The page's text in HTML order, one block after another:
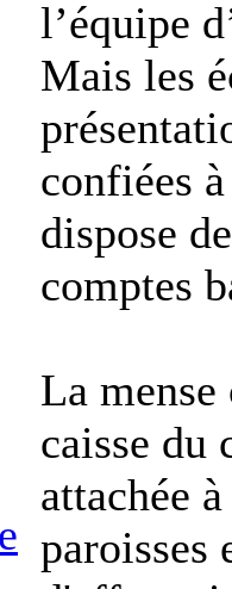
l’équipe
Mais les
confiées
dispose
comptes
La
caisse du
attachée
paroisses